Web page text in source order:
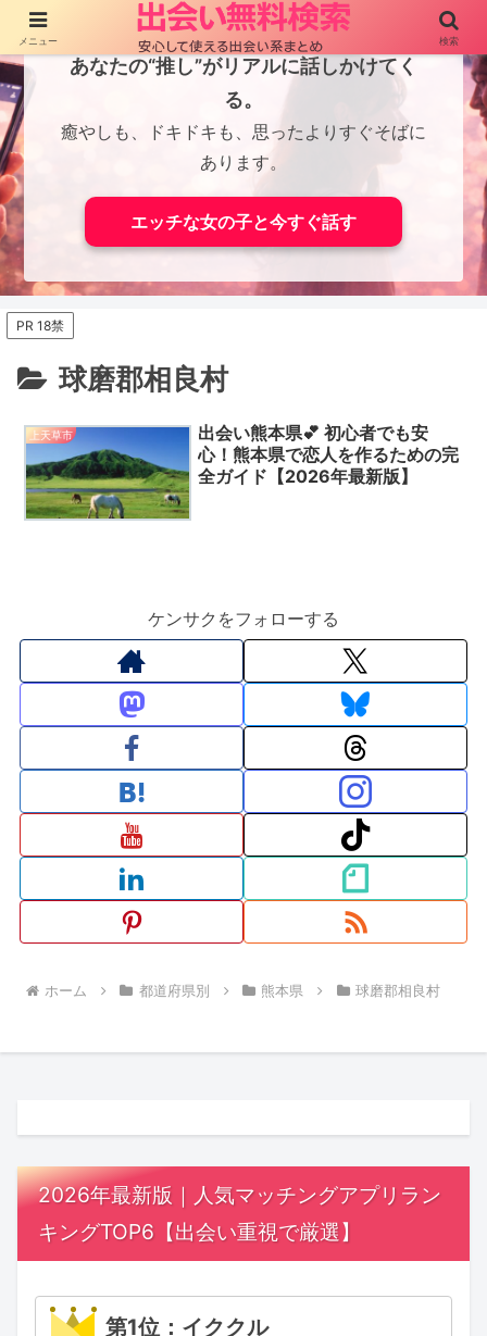
あなたの“推し”がリアルに話しかけてく
る。
癒やしも、ドキドキも、思ったよりすぐそばに
あります。
エッチな女の子と今すぐ話す
PR 18禁
球磨郡相良村
上天草市
出会い熊本県💕 初心者でも安
心！熊本県で恋人を作るための完
全ガイド【2026年最新版】
ケンサクをフォローする
ホーム 都道府県別 熊本県 球磨郡相良村
2026年最新版｜人気マッチングアプリラン
キングTOP6【出会い重視で厳選】
第1位：イククル
メニュー 検索